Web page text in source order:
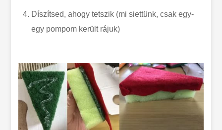
Díszítsed, ahogy tetszik (mi siettünk, csak egy-
egy pompom került rájuk)